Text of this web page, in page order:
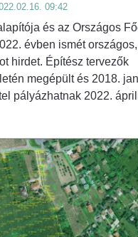
09:42
és az Országos
évben ismét
hirdet. Építész tervezők
megépült és 2018.
pályázhatnak 2022.